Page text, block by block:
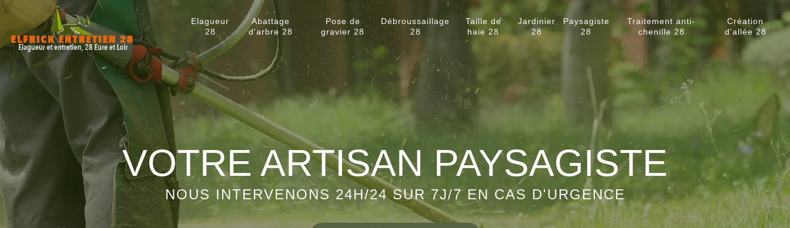
Elagueur
28
Abattage
d'arbre 28
Pose de
gravier 28
Débroussaillage
28
Taille de
haie 28
Jardinier
28
Paysagiste
28
Traitement anti-
chenille 28
Création
d'allée 28
VOTRE ARTISAN PAYSAGISTE
NOUS INTERVENONS 24H/24 SUR 7J/7 EN CAS D'URGENCE